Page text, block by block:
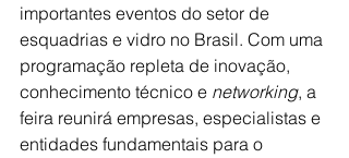
importantes eventos do setor de
esquadrias e vidro no Brasil. Com uma
programação repleta de inovação,
conhecimento técnico e networking, a
feira reunirá empresas, especialistas e
entidades fundamentais para o